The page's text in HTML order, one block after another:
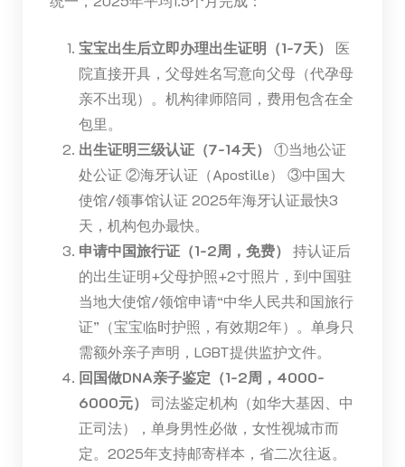
宝宝出生后立即办理出生证明（1-7天）
医
院直接开具，父母姓名写意向父母（代孕母
亲不出现）。机构律师陪同，费用包含在全
包里。
出生证明三级认证（7-14天）
①当地公证
处公证 ②海牙认证（Apostille） ③中国大
使馆/领事馆认证 2025年海牙认证最快3
天，机构包办最快。
申请中国旅行证（1-2周，免费）
持认证后
的出生证明+父母护照+2寸照片，到中国驻
当地大使馆/领馆申请“中华人民共和国旅行
证”（宝宝临时护照，有效期2年）。单身只
需额外亲子声明，LGBT提供监护文件。
回国做DNA亲子鉴定（1-2周，4000-
6000元）
司法鉴定机构（如华大基因、中
正司法），单身男性必做，女性视城市而
定。2025年支持邮寄样本，省二次往返。